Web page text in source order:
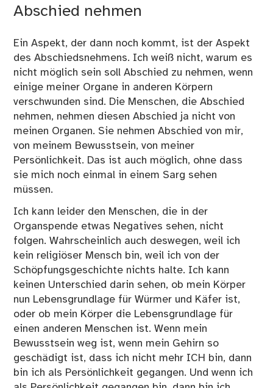
Abschied nehmen
Ein Aspekt, der dann noch kommt, ist der Aspekt
des Abschiedsnehmens. Ich weiß nicht, warum es
nicht möglich sein soll Abschied zu nehmen, wenn
einige meiner Organe in anderen Körpern
verschwunden sind. Die Menschen, die Abschied
nehmen, nehmen diesen Abschied ja nicht von
meinen Organen. Sie nehmen Abschied von mir,
von meinem Bewusstsein, von meiner
Persönlichkeit. Das ist auch möglich, ohne dass
sie mich noch einmal in einem Sarg sehen
müssen.
Ich kann leider den Menschen, die in der
Organspende etwas Negatives sehen, nicht
folgen. Wahrscheinlich auch deswegen, weil ich
kein religiöser Mensch bin, weil ich von der
Schöpfungsgeschichte nichts halte. Ich kann
keinen Unterschied darin sehen, ob mein Körper
nun Lebensgrundlage für Würmer und Käfer ist,
oder ob mein Körper die Lebensgrundlage für
einen anderen Menschen ist. Wenn mein
Bewusstsein weg ist, wenn mein Gehirn so
geschädigt ist, dass ich nicht mehr ICH bin, dann
bin ich als Persönlichkeit gegangen. Und wenn ich